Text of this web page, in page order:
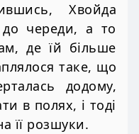
Хвойда
до череди, а то
де їй більше
таке, що
додому,
в полях, і тоді
її розшуки.